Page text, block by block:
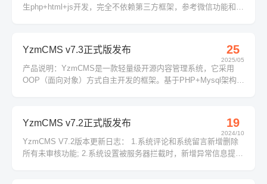
生php+html+js开发，完全不依赖第三方框架，参考微信功能和风
25
2025/05
YzmCMS v7.3正式版发布
产品说明：YzmCMS是一款轻量级开源内容管理系统，它采用
OOP（面向对象）方式自主开发的框架。基于PHP+Mysql架构，
19
2024/10
YzmCMS v7.2正式版发布
YzmCMS V7.2版本更新日志： 1.系统评论和系统留言新增删除
所有未审核功能; 2.系统设置被服务器拦截时，新增异常信息提